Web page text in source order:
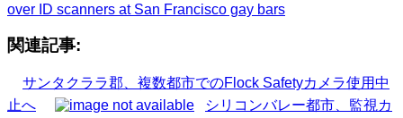
over ID scanners at San Francisco gay bars
関連記事:
サンタクララ郡、複数都市でのFlock Safetyカメラ使用中
止へ
シリコンバレー都市、監視カ